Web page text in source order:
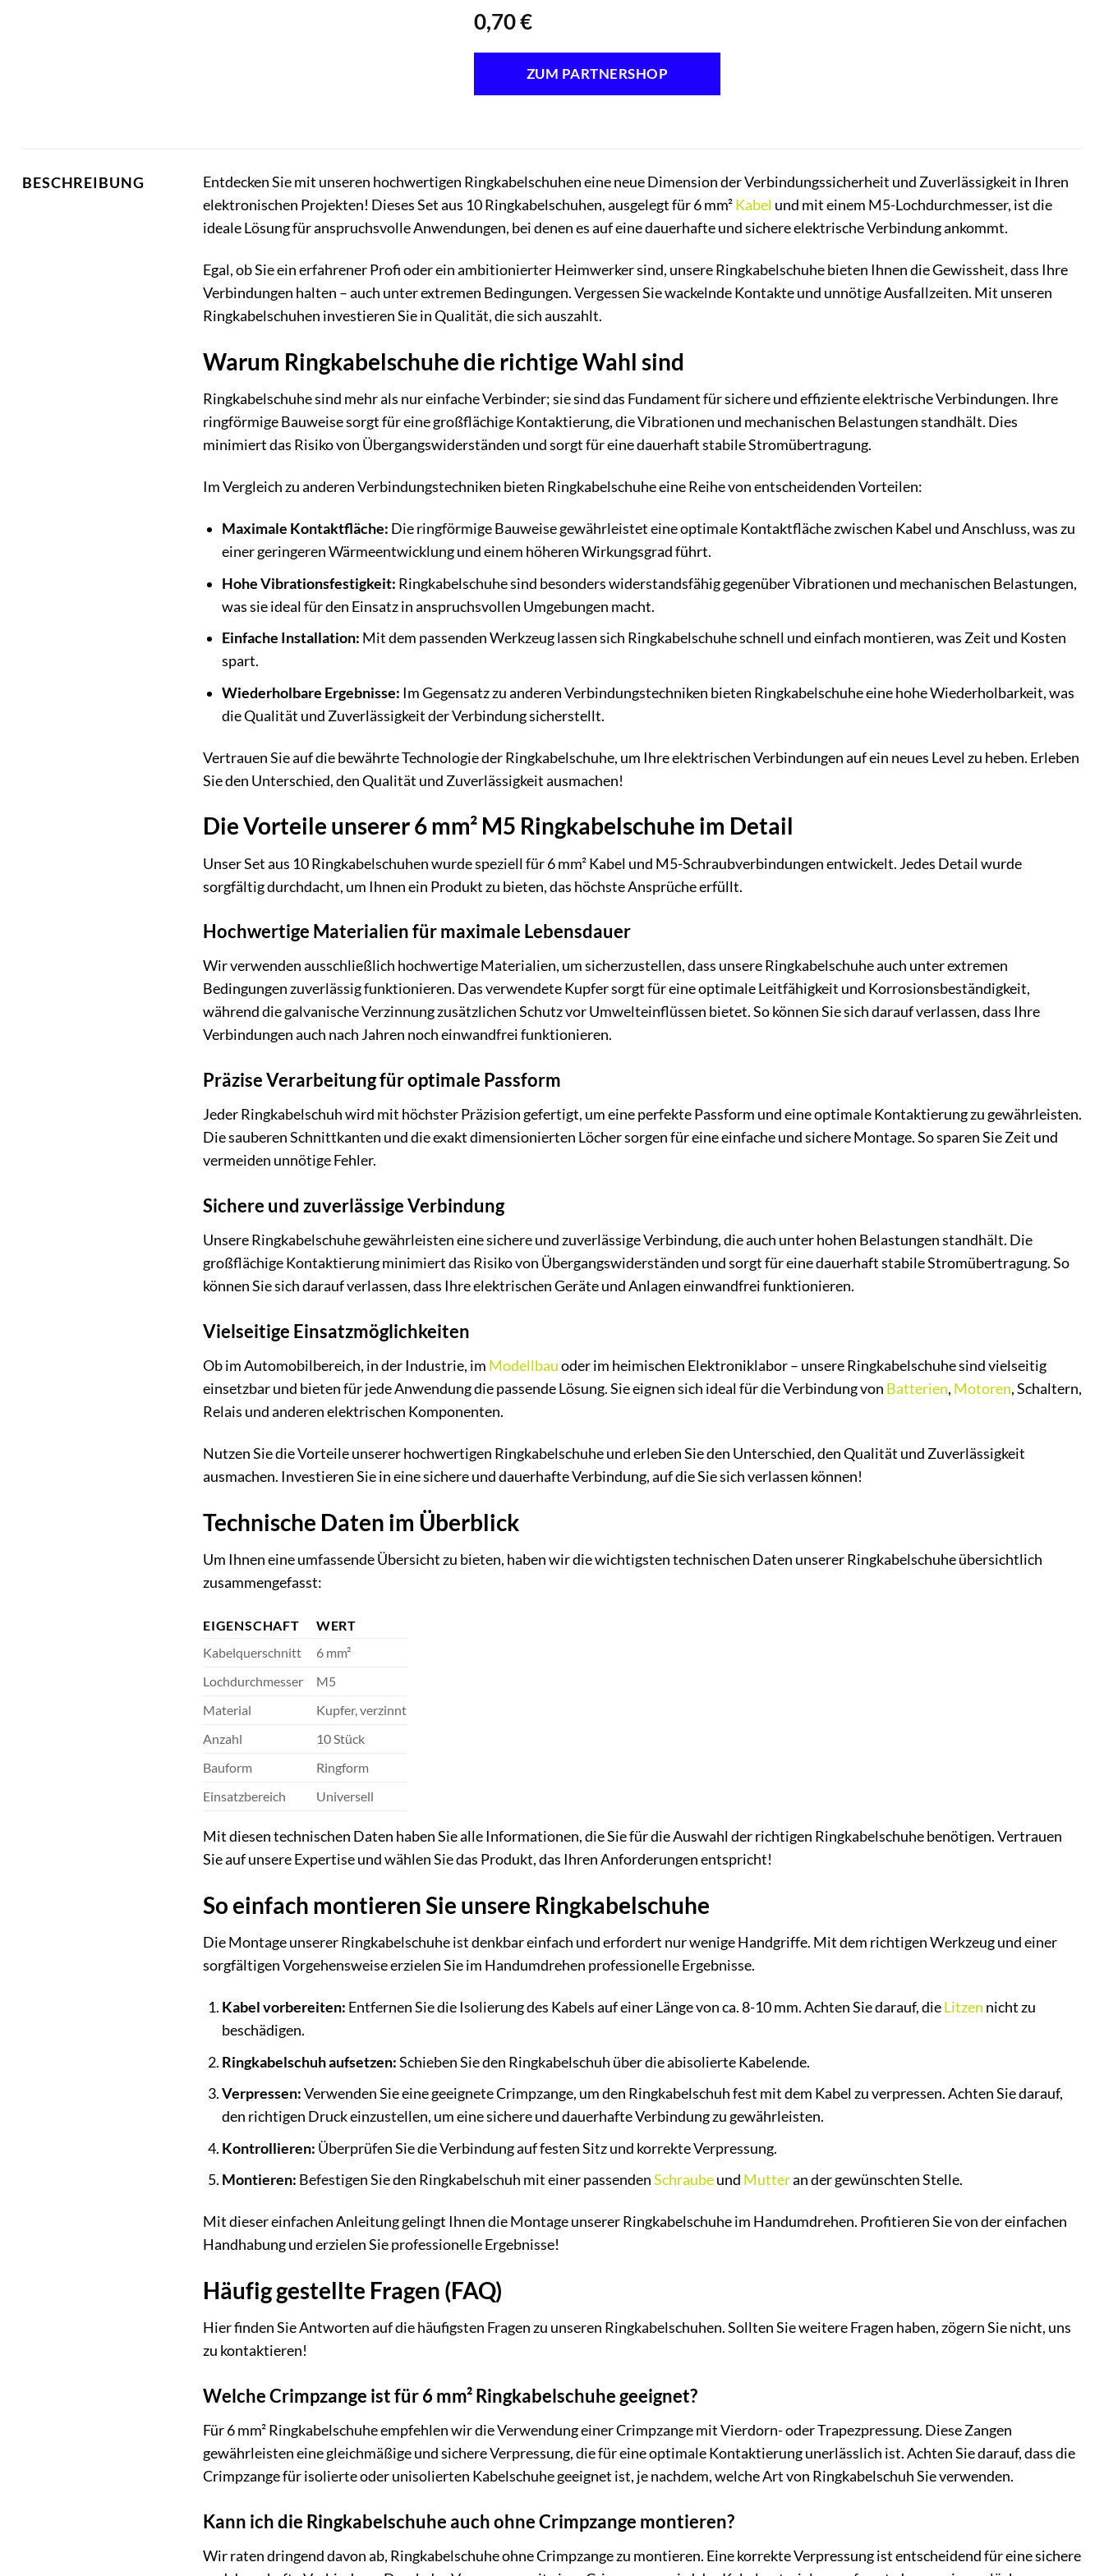
0,70€
ZUM PARTNERSHOP
BESCHREIBUNG
Entdecken Sie mit unseren hochwertigen Ringkabelschuhen eine neue Dimension der Verbindungssicherheit und Zuverlässigkeit in Ihren
elektronischen Projekten! Dieses Set aus 10 Ringkabelschuhen, ausgelegt für 6 mm²Kabel und mit einem M5-Lochdurchmesser, ist die
ideale Lösung für anspruchsvolle Anwendungen, bei denen es auf eine dauerhafte und sichere elektrische Verbindung ankommt.
Egal, ob Sie ein erfahrener Profi oder ein ambitionierter Heimwerker sind, unsere Ringkabelschuhe bieten Ihnen die Gewissheit, dass Ihre
Verbindungen halten – auch unter extremen Bedingungen. Vergessen Sie wackelnde Kontakte und unnötige Ausfallzeiten. Mit unseren
Ringkabelschuhen investieren Sie in Qualität, die sich auszahlt.
Warum Ringkabelschuhe die richtige Wahl sind
Ringkabelschuhe sind mehr als nur einfache Verbinder; sie sind das Fundament für sichere und effiziente elektrische Verbindungen. Ihre
ringförmige Bauweise sorgt für eine großflächige Kontaktierung, die Vibrationen und mechanischen Belastungen standhält. Dies
minimiert das Risiko von Übergangswiderständen und sorgt für eine dauerhaft stabile Stromübertragung.
Im Vergleich zu anderen Verbindungstechniken bieten Ringkabelschuhe eine Reihe von entscheidenden Vorteilen:
Maximale Kontaktfläche: Die ringförmige Bauweise gewährleistet eine optimale Kontaktfläche zwischen Kabel und Anschluss, was zu
einer geringeren Wärmeentwicklung und einem höheren Wirkungsgrad führt.
Hohe Vibrationsfestigkeit: Ringkabelschuhe sind besonders widerstandsfähig gegenüber Vibrationen und mechanischen Belastungen,
was sie ideal für den Einsatz in anspruchsvollen Umgebungen macht.
Einfache Installation: Mit dem passenden Werkzeug lassen sich Ringkabelschuhe schnell und einfach montieren, was Zeit und Kosten
spart.
Wiederholbare Ergebnisse: Im Gegensatz zu anderen Verbindungstechniken bieten Ringkabelschuhe eine hohe Wiederholbarkeit, was
die Qualität und Zuverlässigkeit der Verbindung sicherstellt.
Vertrauen Sie auf die bewährte Technologie der Ringkabelschuhe, um Ihre elektrischen Verbindungen auf ein neues Level zu heben. Erleben
Sie den Unterschied, den Qualität und Zuverlässigkeit ausmachen!
Die Vorteile unserer 6 mm² M5 Ringkabelschuhe im Detail
Unser Set aus 10 Ringkabelschuhen wurde speziell für 6 mm² Kabel und M5-Schraubverbindungen entwickelt. Jedes Detail wurde
sorgfältig durchdacht, um Ihnen ein Produkt zu bieten, das höchste Ansprüche erfüllt.
Hochwertige Materialien für maximale Lebensdauer
Wir verwenden ausschließlich hochwertige Materialien, um sicherzustellen, dass unsere Ringkabelschuhe auch unter extremen
Bedingungen zuverlässig funktionieren. Das verwendete Kupfer sorgt für eine optimale Leitfähigkeit und Korrosionsbeständigkeit,
während die galvanische Verzinnung zusätzlichen Schutz vor Umwelteinflüssen bietet. So können Sie sich darauf verlassen, dass Ihre
Verbindungen auch nach Jahren noch einwandfrei funktionieren.
Präzise Verarbeitung für optimale Passform
Jeder Ringkabelschuh wird mit höchster Präzision gefertigt, um eine perfekte Passform und eine optimale Kontaktierung zu gewährleisten.
Die sauberen Schnittkanten und die exakt dimensionierten Löcher sorgen für eine einfache und sichere Montage. So sparen Sie Zeit und
vermeiden unnötige Fehler.
Sichere und zuverlässige Verbindung
Unsere Ringkabelschuhe gewährleisten eine sichere und zuverlässige Verbindung, die auch unter hohen Belastungen standhält. Die
großflächige Kontaktierung minimiert das Risiko von Übergangswiderständen und sorgt für eine dauerhaft stabile Stromübertragung. So
können Sie sich darauf verlassen, dass Ihre elektrischen Geräte und Anlagen einwandfrei funktionieren.
Vielseitige Einsatzmöglichkeiten
Ob im Automobilbereich, in der Industrie, im Modellbauoder im heimischen Elektroniklabor – unsere Ringkabelschuhe sind vielseitig
einsetzbar und bieten für jede Anwendung die passende Lösung. Sie eignen sich ideal für die Verbindung von Batterien, Motoren, Schaltern,
Relais und anderen elektrischen Komponenten.
Nutzen Sie die Vorteile unserer hochwertigen Ringkabelschuhe und erleben Sie den Unterschied, den Qualität und Zuverlässigkeit
ausmachen. Investieren Sie in eine sichere und dauerhafte Verbindung, auf die Sie sich verlassen können!
Technische Daten im Überblick
Um Ihnen eine umfassende Übersicht zu bieten, haben wir die wichtigsten technischen Daten unserer Ringkabelschuhe übersichtlich
zusammengefasst:
EIGENSCHAFT
WERT
Kabelquerschnitt
6 mm²
Lochdurchmesser
M5
Material
Kupfer, verzinnt
Anzahl
10 Stück
Bauform
Ringform
Einsatzbereich
Universell
Mit diesen technischen Daten haben Sie alle Informationen, die Sie für die Auswahl der richtigen Ringkabelschuhe benötigen. Vertrauen
Sie auf unsere Expertise und wählen Sie das Produkt, das Ihren Anforderungen entspricht!
So einfach montieren Sie unsere Ringkabelschuhe
Die Montage unserer Ringkabelschuhe ist denkbar einfach und erfordert nur wenige Handgriffe. Mit dem richtigen Werkzeug und einer
sorgfältigen Vorgehensweise erzielen Sie im Handumdrehen professionelle Ergebnisse.
Kabel vorbereiten: Entfernen Sie die Isolierung des Kabels auf einer Länge von ca. 8-10 mm. Achten Sie darauf, dieLitzen nicht zu
beschädigen.
Ringkabelschuh aufsetzen:Schieben Sie den Ringkabelschuh über die abisolierte Kabelende.
Verpressen:Verwenden Sie eine geeignete Crimpzange, um den Ringkabelschuh fest mit dem Kabel zu verpressen. Achten Sie darauf,
den richtigen Druck einzustellen, um eine sichere und dauerhafte Verbindung zu gewährleisten.
Kontrollieren: Überprüfen Sie die Verbindung auf festen Sitz und korrekte Verpressung.
Montieren: Befestigen Sie den Ringkabelschuh mit einer passendenSchraubeund Mutteran der gewünschten Stelle.
Mit dieser einfachen Anleitung gelingt Ihnen die Montage unserer Ringkabelschuhe im Handumdrehen. Profitieren Sie von der einfachen
Handhabung und erzielen Sie professionelle Ergebnisse!
Häufig gestellte Fragen (FAQ)
Hier finden Sie Antworten auf die häufigsten Fragen zu unseren Ringkabelschuhen. Sollten Sie weitere Fragen haben, zögern Sie nicht, uns
zu kontaktieren!
Welche Crimpzange ist für 6 mm² Ringkabelschuhe geeignet?
Für 6 mm² Ringkabelschuhe empfehlen wir die Verwendung einer Crimpzange mit Vierdorn- oder Trapezpressung. Diese Zangen
gewährleisten eine gleichmäßige und sichere Verpressung, die für eine optimale Kontaktierung unerlässlich ist. Achten Sie darauf, dass die
Crimpzange für isolierte oder unisolierten Kabelschuhe geeignet ist, je nachdem, welche Art von Ringkabelschuh Sie verwenden.
Kann ich die Ringkabelschuhe auch ohne Crimpzange montieren?
Wir raten dringend davon ab, Ringkabelschuhe ohne Crimpzange zu montieren. Eine korrekte Verpressung ist entscheidend für eine sichere